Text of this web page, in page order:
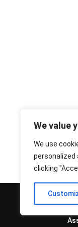
We value
We use
personalized
clicking
©